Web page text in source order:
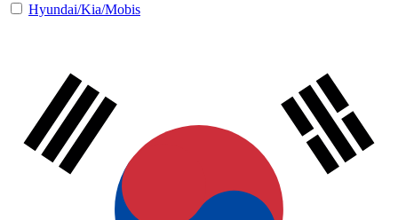
Hyundai/Kia/Mobis